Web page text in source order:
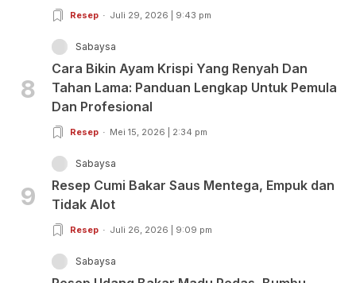
Resep Juli 29, 2026 | 9:43 pm
8
Sabaysa
Cara Bikin Ayam Krispi Yang Renyah Dan
Tahan Lama: Panduan Lengkap Untuk Pemula
Dan Profesional
Resep Mei 15, 2026 | 2:34 pm
9
Sabaysa
Resep Cumi Bakar Saus Mentega, Empuk dan
Tidak Alot
Resep Juli 26, 2026 | 9:09 pm
Sabaysa